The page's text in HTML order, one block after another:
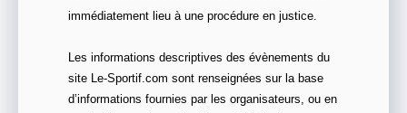
immédiatement lieu à une procédure en justice.
Les informations descriptives des évènements du
site Le-Sportif.com sont renseignées sur la base
d’informations fournies par les organisateurs, ou en